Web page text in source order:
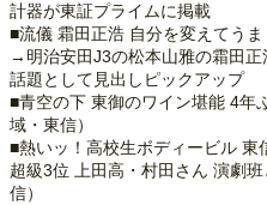
計器が東証プライムに掲載
■流儀 霜田正浩 自分を変えてうま
→明治安田J3の松本山雅の霜田
話題として見出しピックアップ
■青空の下 東御のワイン堪能 4年
域・東信）
■熱いッ！高校生ボディービル
超級3位 上田高・村田さん 演劇
信）